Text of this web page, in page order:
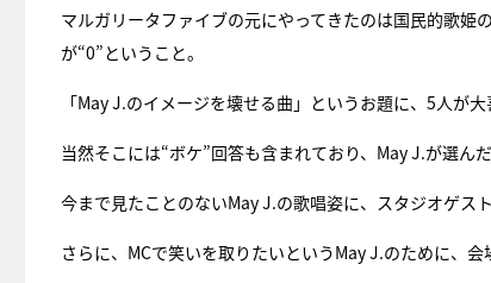
マルガリータファイブの元にやってきたのは国民的歌
が“0”ということ。
「May J.のイメージを壊せる曲」というお題に、5人が大
当然そこには“ボケ”回答も含まれており、May J.が選ん
今まで見たことのないMay J.の歌唱姿に、スタジオゲス
さらに、MCで笑いを取りたいというMay J.のために、